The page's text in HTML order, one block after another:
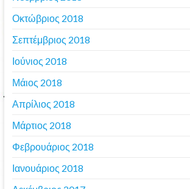
Οκτώβριος 2018
Σεπτέμβριος 2018
Ιούνιος 2018
Μάιος 2018
Απρίλιος 2018
Μάρτιος 2018
Φεβρουάριος 2018
Ιανουάριος 2018